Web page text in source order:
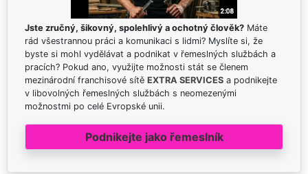
Jste zručný, šikovný, spolehlivý a ochotný člověk? Máte
rád všestrannou práci a komunikaci s lidmi? Myslíte si, že
byste si mohl vydělávat a podnikat v řemeslných službách a
pracích? Pokud ano, využijte možnosti stát se členem
mezinárodní franchisové sítě EXTRA SERVICES a podnikejte
v libovolných řemeslných službách s neomezenými
možnostmi po celé Evropské unii.
Podnikejte jako řemeslník